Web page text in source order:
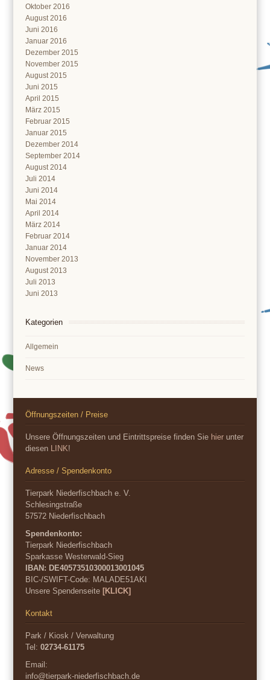
Oktober 2016
August 2016
Juni 2016
Januar 2016
Dezember 2015
November 2015
August 2015
Juni 2015
April 2015
März 2015
Februar 2015
Januar 2015
Dezember 2014
September 2014
August 2014
Juli 2014
Juni 2014
Mai 2014
April 2014
März 2014
Februar 2014
Januar 2014
November 2013
August 2013
Juli 2013
Juni 2013
Kategorien
Allgemein
News
Öffnungszeiten / Preise
Unsere Öffnungszeiten und Eintrittspreise finden Sie hier unter
diesen LINK!
Adresse / Spendenkonto
Tierpark Niederfischbach e. V.
Schlesingstraße
57572 Niederfischbach
Spendenkonto:
Tierpark Niederfischbach
Sparkasse Westerwald-Sieg
IBAN: DE40573510300013001045
BIC-/SWIFT-Code: MALADE51AKI
Unsere Spendenseite[KLICK]
Kontakt
Park / Kiosk / Verwaltung
Tel:02734-61175
Email:
info@tierpark-niederfischbach.de